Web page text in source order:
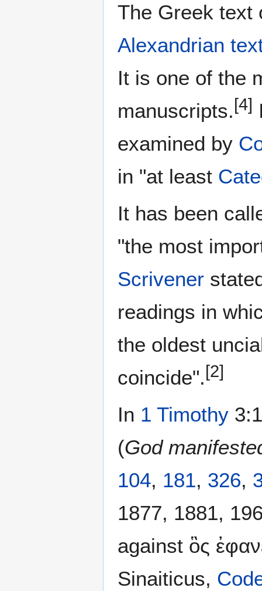
The Greek text
Alexandrian
It is one of the
manuscripts. [4]
examined by
in "at least
It has been
"the most
Scrivener
readings in
the oldest
coincide". [2]
In 1 Timothy
(God
104, 181, 326,
1877, 1881,
against ὃς
Sinaiticus,